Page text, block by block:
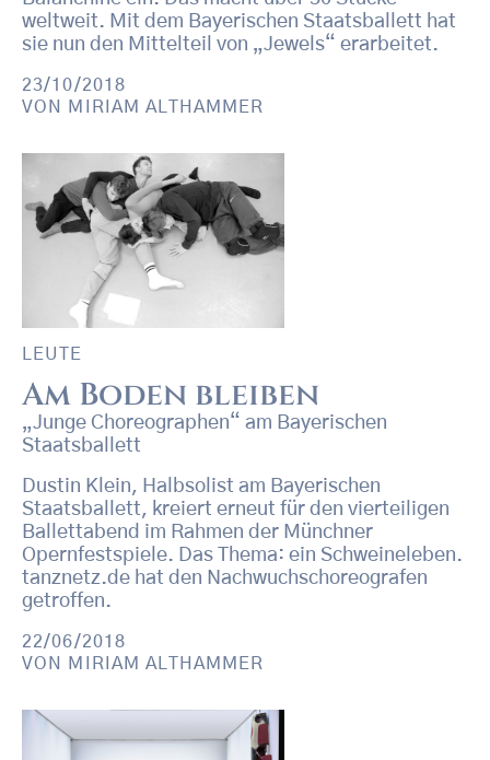
weltweit. Mit dem Bayerischen Staatsballett hat
sie nun den Mittelteil von „Jewels“ erarbeitet.
23/10/2018
VON
MIRIAM ALTHAMMER
LEUTE
Am Boden bleiben
„Junge Choreographen“ am Bayerischen
Staatsballett
Dustin Klein, Halbsolist am Bayerischen
Staatsballett, kreiert erneut für den vierteiligen
Ballettabend im Rahmen der Münchner
Opernfestspiele. Das Thema: ein Schweineleben.
tanznetz.de hat den Nachwuchschoreografen
getroffen.
22/06/2018
VON
MIRIAM ALTHAMMER